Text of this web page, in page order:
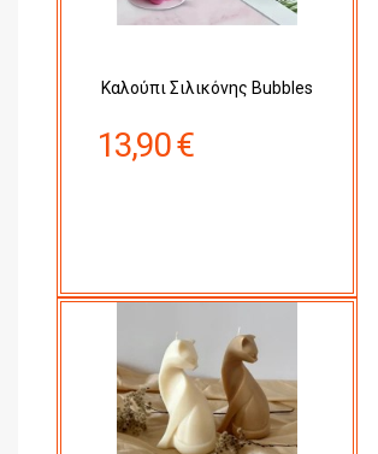
Καλούπι Σιλικόνης Bubbles
13,90 €